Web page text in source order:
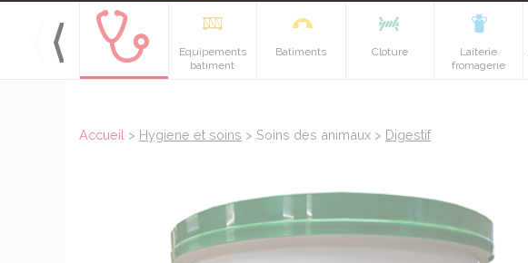
Alimentation
Equipements
batiment
Batiments Cloture
Laiterie
fromagerie
Accueil > Hygiene et soins > Soins des animaux > Digestif